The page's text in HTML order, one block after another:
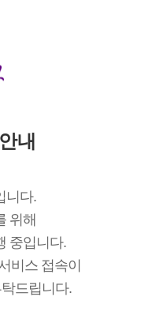
내
니다.
위해
중입니다.
비스 접속이
드립니다.